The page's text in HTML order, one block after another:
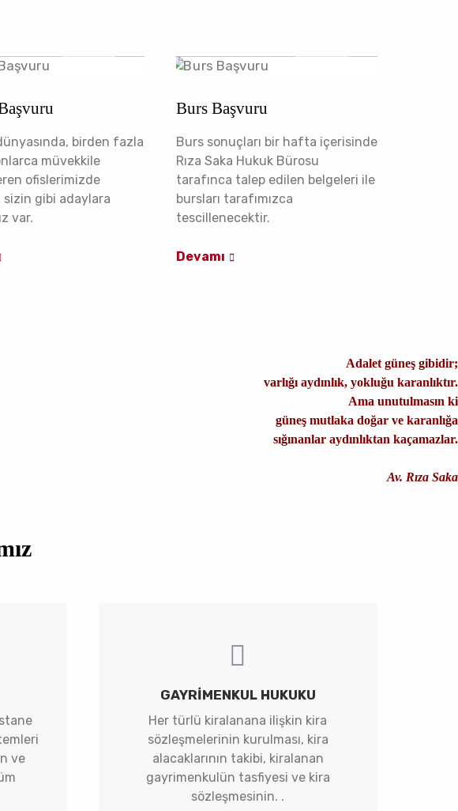
Adalet güneş gibidir;
varlığı aydınlık, yokluğu karanlıktır.
Ama unutulmasın ki
güneş mutlaka doğar ve karanlığa
sığınanlar aydınlıktan kaçamazlar.
Av. Rıza Saka
birden fazla
müvekkile
ofislerimizde
sizin gibi adaylara
var.
Burs Başvuru
Burs sonuçları bir hafta içerisinde
Rıza Saka Hukuk Bürosu
tarafınca talep edilen belgeleri ile
bursları tarafımızca
tescillenecektir.
Devamı
ve
GAYRIMENKUL HUKUKU
Her türlü kiralanana ilişkin kira
sözleşmelerinin kurulması, kira
alacaklarının takibi, kiralanan
gayrimenkulün tasfiyesi ve kira
sözleşmesinin. .